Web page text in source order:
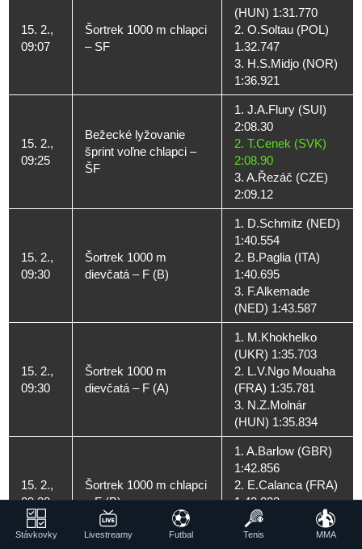
15. 2.,
09:07
Šortrek 1000 m chlapci
– SF
(HUN) 1:31.770
2. O.Soltau (POL)
1.32.747
3. H.S.Midjo (NOR)
1:36.921
15. 2.,
09:25
Bežecké lyžovanie
šprint voľne chlapci –
ŠF
1. J.A.Flury (SUI)
2:08.30
2. T.Cenek (SVK)
2:08.90
3. A.Řezáč (CZE)
2:09.12
15. 2.,
09:30
Šortrek 1000 m
dievčatá – F (B)
1. D.Schmitz (NED)
1:40.554
2. B.Paglia (ITA)
1:40.695
3. F.Alkemade
(NED) 1:43.587
15. 2.,
09:30
Šortrek 1000 m
dievčatá – F (A)
1. M.Khokhelko
(UKR) 1:35.703
2. L.V.Ngo Mouaha
(FRA) 1:35.781
3. N.Z.Molnár
(HUN) 1:35.834
15. 2.,
09:38
Šortrek 1000 m chlapci
– F (B)
1. A.Barlow (GBR)
1:42.856
2. E.Calanca (FRA)
1:43.033
3. H.S.Midjo (NOR)
1:45.906
Stávkovky Livestreamy Futbal Tenis MMA